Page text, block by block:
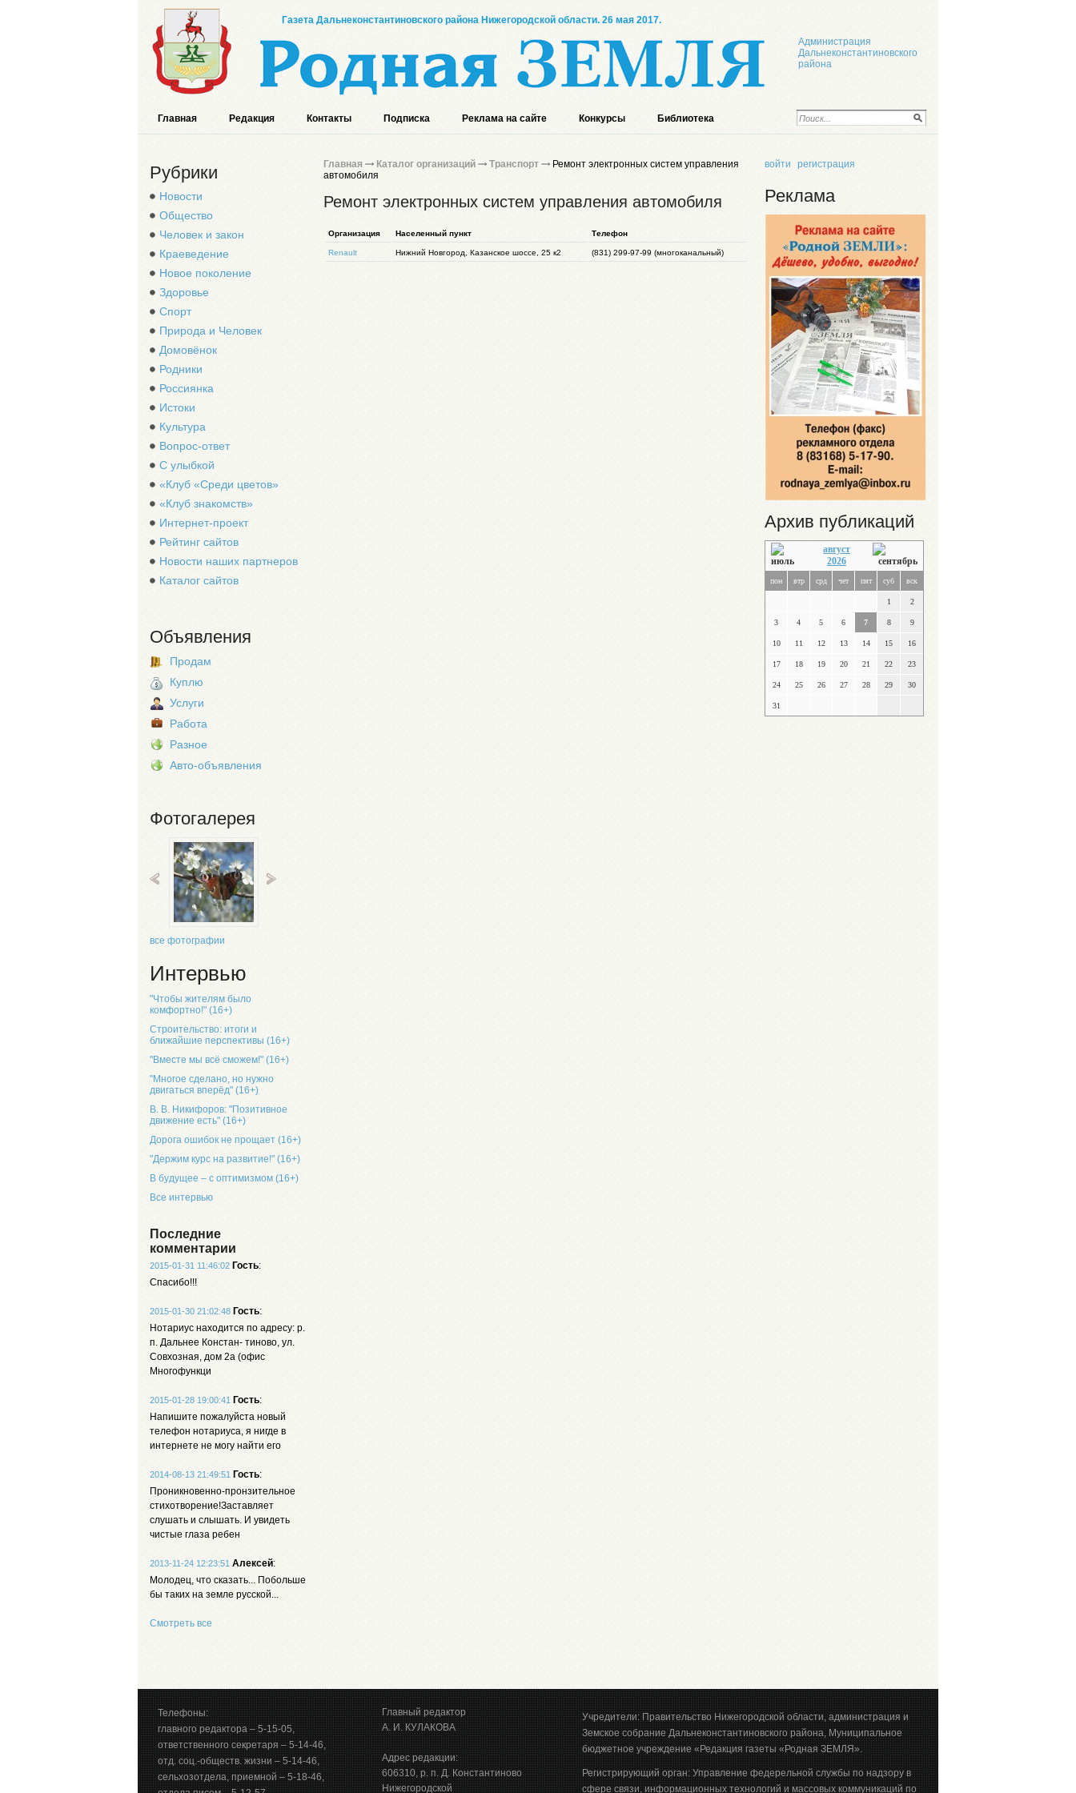
Газета Дальнеконстантиновского района Нижегородской области. 26 мая 2017.
Администрация
Дальнеконстантиновского
района
Главная Редакция Контакты Подписка Реклама на сайте Конкурсы Библиотека
Рубрики
Новости
Общество
Человек и закон
Краеведение
Новое поколение
Здоровье
Спорт
Природа и Человек
Домовёнок
Родники
Россиянка
Истоки
Культура
Вопрос-ответ
С улыбкой
«Клуб «Среди цветов»
«Клуб знакомств»
Интернет-проект
Рейтинг сайтов
Новости наших партнеров
Каталог сайтов
Объявления
Продам
Куплю
Услуги
Работа
Разное
Авто-объявления
Фотогалерея
все фотографии
Интервью
"Чтобы жителям было
комфортно!" (16+)
Строительство: итоги и
ближайшие перспективы (16+)
"Вместе мы всё сможем!" (16+)
"Многое сделано, но нужно
двигаться вперёд" (16+)
В. В. Никифоров: "Позитивное
движение есть" (16+)
Дорога ошибок не прощает (16+)
"Держим курс на развитие!" (16+)
В будущее – с оптимизмом (16+)
Все интервью
Последние
комментарии
2015-01-31 11:46:02 Гость:
Спасибо!!!
2015-01-30 21:02:48 Гость:
Нотариус находится по адресу: р.
п. Дальнее Констан- тиново, ул.
Совхозная, дом 2а (офис
Многофункци
2015-01-28 19:00:41 Гость:
Напишите пожалуйста новый
телефон нотариуса, я нигде в
интернете не могу найти его
2014-08-13 21:49:51 Гость:
Проникновенно-пронзительное
стихотворение!Заставляет
слушать и слышать. И увидеть
чистые глаза ребен
2013-11-24 12:23:51 Алексей:
Молодец, что сказать... Побольше
бы таких на земле русской...
Смотреть все
Главная Каталог организаций Транспорт
Ремонт электронных систем управления
автомобиля
Ремонт электронных систем управления автомобиля
Организация Населенный пункт Телефон
Renault Нижний Новгород, Казанское шоссе, 25 к2 (831) 299-97-99 (многоканальный)
войти регистрация
Реклама
Архив публикаций
август
2026
пон втр срд чет пят суб вск
1 2
3 4 5 6 7 8 9
10 11 12 13 14 15 16
17 18 19 20 21 22 23
24 25 26 27 28 29 30
31
Телефоны:
главного редактора – 5-15-05,
ответственного секретаря – 5-14-46,
отд. соц.-обществ. жизни – 5-14-46,
сельхозотдела, приемной – 5-18-46,
Главный редактор
А. И. КУЛАКОВА
Адрес редакции:
606310, р. п. Д. Константиново
Нижегородской
Учредители: Правительство Нижегородской области, администрация и
Земское собрание Дальнеконстантиновского района, Муниципальное
бюджетное учреждение «Редакция газеты «Родная ЗЕМЛЯ».
Регистрирующий орган: Управление федерельной службы по надзору в
сфере связи, информационных технологий и массовых коммуникаций по